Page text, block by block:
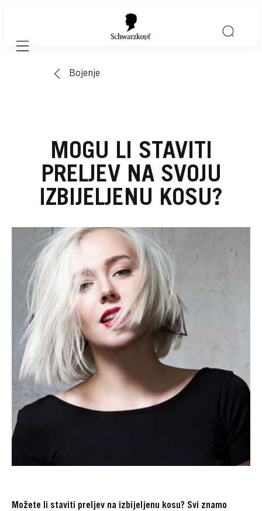
Mobile navigation
Bojenje
MOGU LI STAVITI
PRELJEV NA SVOJU
IZBIJELJENU KOSU?
Možete li staviti preljev na izbijeljenu kosu? Svi znamo